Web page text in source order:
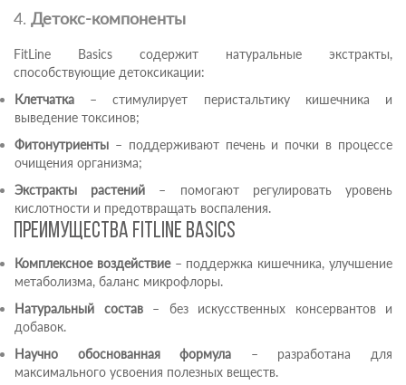
4. Детокс-компоненты
FitLine Basics содержит натуральные экстракты,
способствующие детоксикации:
Клетчатка – стимулирует перистальтику кишечника и
выведение токсинов;
Фитонутриенты – поддерживают печень и почки в процессе
очищения организма;
Экстракты растений – помогают регулировать уровень
кислотности и предотвращать воспаления.
Преимущества FitLine Basics
Комплексное воздействие– поддержка кишечника, улучшение
метаболизма, баланс микрофлоры.
Натуральный состав– без искусственных консервантов и
добавок.
Научно обоснованная формула – разработана для
максимального усвоения полезных веществ.